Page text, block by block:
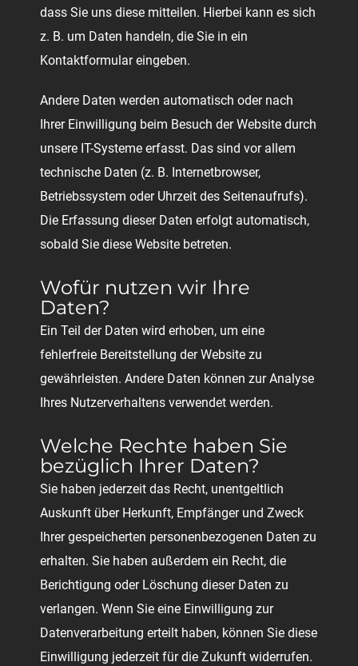
dass Sie uns diese mitteilen. Hierbei kann es sich
z. B. um Daten handeln, die Sie in ein
Kontaktformular eingeben.
Andere Daten werden automatisch oder nach
Ihrer Einwilligung beim Besuch der Website durch
unsere IT-Systeme erfasst. Das sind vor allem
technische Daten (z. B. Internetbrowser,
Betriebssystem oder Uhrzeit des Seitenaufrufs).
Die Erfassung dieser Daten erfolgt automatisch,
sobald Sie diese Website betreten.
Wofür nutzen wir Ihre
Daten?
Ein Teil der Daten wird erhoben, um eine
fehlerfreie Bereitstellung der Website zu
gewährleisten. Andere Daten können zur Analyse
Ihres Nutzerverhaltens verwendet werden.
Welche Rechte haben Sie
bezüglich Ihrer Daten?
Sie haben jederzeit das Recht, unentgeltlich
Auskunft über Herkunft, Empfänger und Zweck
Ihrer gespeicherten personenbezogenen Daten zu
erhalten. Sie haben außerdem ein Recht, die
Berichtigung oder Löschung dieser Daten zu
verlangen. Wenn Sie eine Einwilligung zur
Datenverarbeitung erteilt haben, können Sie diese
Einwilligung jederzeit für die Zukunft widerrufen.